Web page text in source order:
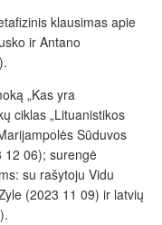
klausimas apie
ir Antano
„Kas yra
ciklas „Lituanistikos
Sūduvos
12 06); surengė
su rašytoju Vidu
(2023 11 09) ir latvių